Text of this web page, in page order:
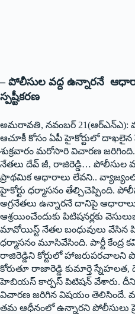
– పోలీసుల వద్ద ఉన్నారనే
స్పష్టీకరణ
అమరావతి, నవంబర్‌ 21(ఆర్‌ఎన్‌ఎ):
ఆచూకీ కోసం ఏపీ హైకోర్టులో
శుక్రవారం మరోసారి విచారణ
నేతలు దేవ్‌ ‌జీ, రాజిరెడ్డి… పోలీసుల
ప్రాథమిక ఆధారాలు లేవని..
హైకోర్టు ధర్మాసనం తేల్చిచెప్పింది.
అగ్రనేతలు ఉన్నారనే దానిపై
ఆశ్రయించేందుకు పిటిషనర్లకు
మావోయిస్ట్ ‌నేతల బంధువులు వేసిన
ధర్మాసనం మూసివేసింది. పార్టీ కేంద్ర
రాజిరెడ్డిని కోర్టులో హాజరుపరచాలని
కోరుతూ రాజారెడ్డి కుమార్తె స్నేహలత,
హెబియస్‌ ‌కార్పస్‌ ‌పిటిషన్‌ ‌వేశారు.
విచారణ జరిగిన విషయం తెలిసిందే.
తమ ఆధీనంలో ఉన్నారని పోలీసులు